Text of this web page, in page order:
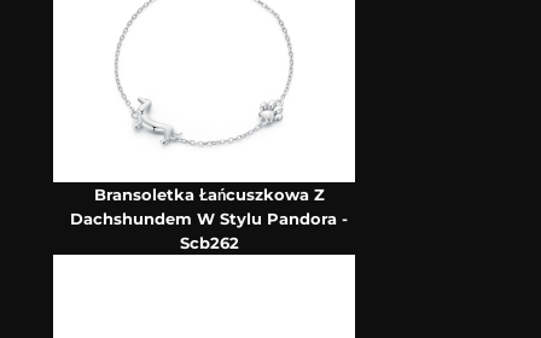
Bransoletka Łańcuszkowa Z
Dachshundem W Stylu Pandora -
Scb262